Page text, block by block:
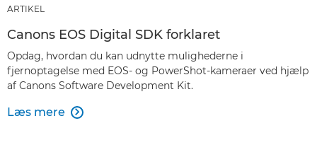
ARTIKEL
Canons EOS Digital SDK forklaret
Opdag, hvordan du kan udnytte mulighederne i
fjernoptagelse med EOS- og PowerShot-kameraer ved hjælp
af Canons Software Development Kit.
Læs mere 